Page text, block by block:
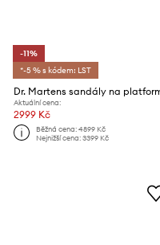
-11%
*-5 % s kódem: LST
Aktuální cena:
2999 Kč
Běžná cena:4899 Kč
Nejnižší cena:3399 Kč